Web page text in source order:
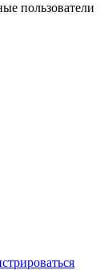
пользователи